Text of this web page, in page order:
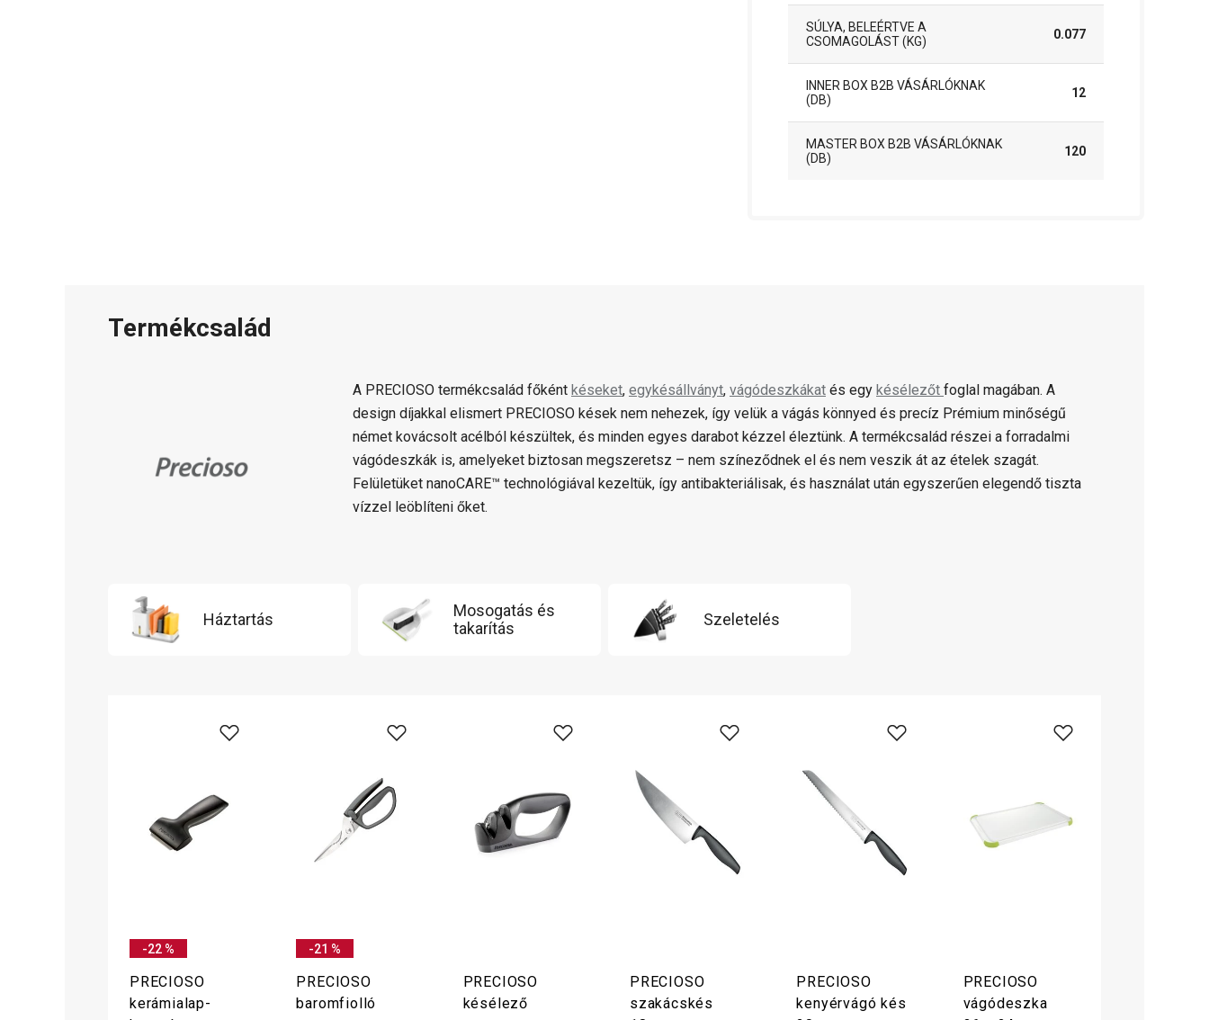
SÚLYA, BELEÉRTVE A
CSOMAGOLÁST (KG)
0.077
INNER BOX B2B VÁSÁRLÓKNAK
(DB)
12
MASTER BOX B2B VÁSÁRLÓKNAK
(DB)
120
Termékcsalád
A PRECIOSO termékcsalád főként késeket, egykésállványt, vágódeszkákat és egy késélezőt foglal magában. A
design díjakkal elismert PRECIOSO kések nem nehezek, így velük a vágás könnyed és precíz Prémium minőségű
német kovácsolt acélból készültek, és minden egyes darabot kézzel éleztünk. A termékcsalád részei a forradalmi
vágódeszkák is, amelyeket biztosan megszeretsz – nem színeződnek el és nem veszik át az ételek szagát.
Felületüket nanoCARE™ technológiával kezeltük, így antibakteriálisak, és használat után egyszerűen elegendő tiszta
vízzel leöblíteni őket.
Háztartás
Mosogatás és
takarítás
Szeletelés
-22 %
PRECIOSO
kerámialap-
-21 %
PRECIOSO
baromfiolló
PRECIOSO
késélező
PRECIOSO
szakácskés
PRECIOSO
kenyérvágó kés
PRECIOSO
vágódeszka